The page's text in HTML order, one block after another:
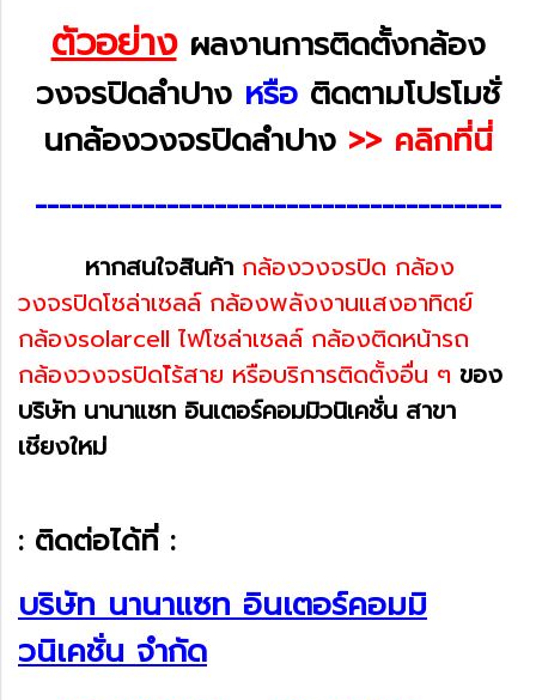
ตัวอย่างผลงานการติดตั้งกล้อง
วงจรปิดลำปาง หรือ ติดตามโปรโมชั่
นกล้องวงจรปิดลำปาง >> คลิกที่นี่
---------------------------------------
หากสนใจสินค้า กล้องวงจรปิด กล้อง
วงจรปิดโซล่าเซลล์ กล้องพลังงานแสงอาทิตย์
กล้องsolarcell ไฟโซล่าเซลล์ กล้องติดหน้ารถ
กล้องวงจรปิดไ้ร้สาย หรือบริการติดตั้งอื่น ๆ ของ
บริษัท นานาแซท อินเตอร์คอมมิวนิเคชั่น สาขา
เชียงใหม่
: ติดต่อได้ที่ :
บริษัท นานาแซท อินเตอร์คอมมิ
วนิเคชั่น จำกัด